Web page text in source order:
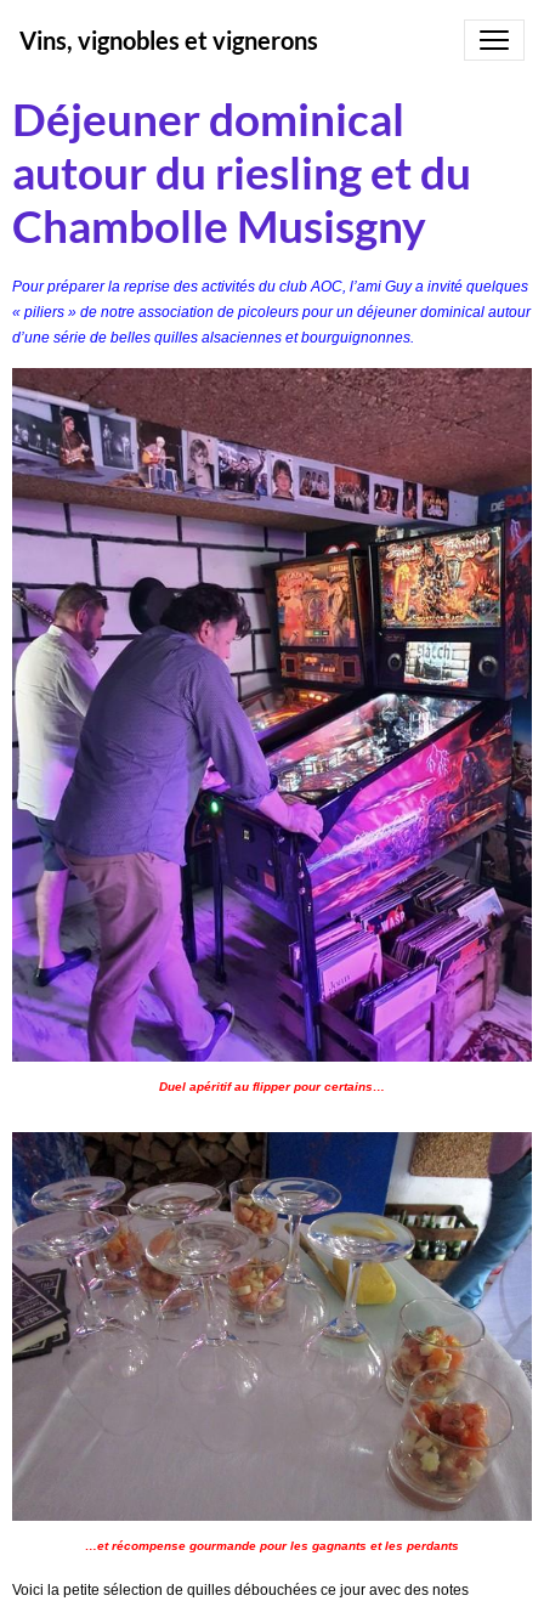
Vins, vignobles et vignerons
Déjeuner dominical
autour du riesling et du
Chambolle Musisgny
Pour préparer la reprise des activités du club AOC, l’ami Guy a invité quelques
« piliers » de notre association de picoleurs pour un déjeuner dominical autour
d’une série de belles quilles alsaciennes et bourguignonnes.
Duel apéritif au flipper pour certains…
…et récompense gourmande pour les gagnants et les perdants
Voici la petite sélection de quilles débouchées ce jour avec des notes